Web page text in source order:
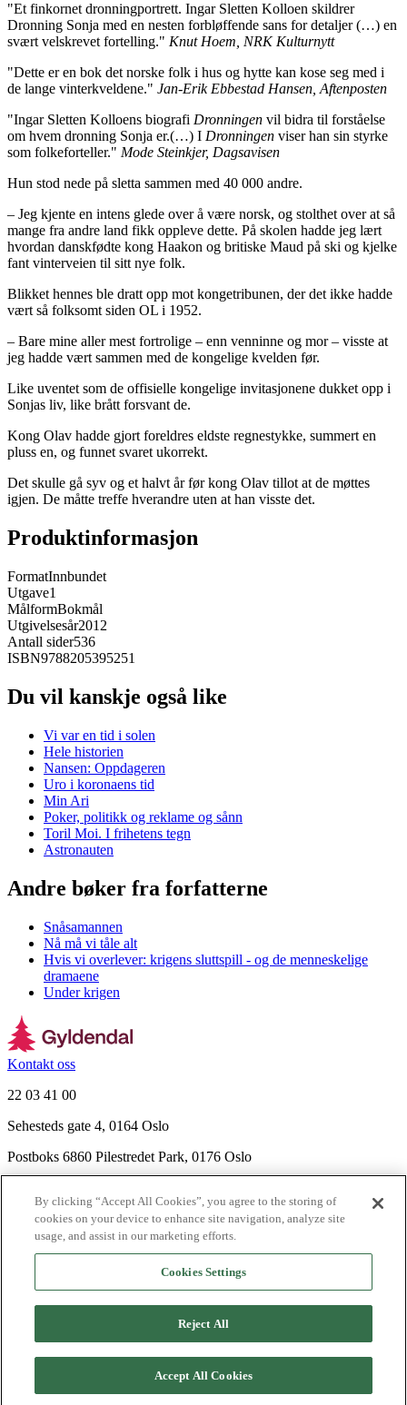
"Et finkornet dronningportrett. Ingar Sletten Kolloen skildrer
Dronning Sonja med en nesten forbløffende sans for detaljer (…) en
svært velskrevet fortelling." Knut Hoem, NRK Kulturnytt
"Dette er en bok det norske folk i hus og hytte kan kose seg med i
de lange vinterkveldene." Jan-Erik Ebbestad Hansen, Aftenposten
"Ingar Sletten Kolloens biografi Dronningen vil bidra til forståelse
om hvem dronning Sonja er.(…) I Dronningen viser han sin styrke
som folkeforteller." Mode Steinkjer, Dagsavisen
Hun stod nede på sletta sammen med 40 000 andre.
– Jeg kjente en intens glede over å være norsk, og stolthet over at så
mange fra andre land fikk oppleve dette. På skolen hadde jeg lært
hvordan danskfødte kong Haakon og britiske Maud på ski og kjelke
fant vinterveien til sitt nye folk.
Blikket hennes ble dratt opp mot kongetribunen, der det ikke hadde
vært så folksomt siden OL i 1952.
– Bare mine aller mest fortrolige – enn venninne og mor – visste at
jeg hadde vært sammen med de kongelige kvelden før.
Like uventet som de offisielle kongelige invitasjonene dukket opp i
Sonjas liv, like brått forsvant de.
Kong Olav hadde gjort foreldres eldste regnestykke, summert en
pluss en, og funnet svaret ukorrekt.
Det skulle gå syv og et halvt år før kong Olav tillot at de møttes
igjen. De måtte treffe hverandre uten at han visste det.
Produktinformasjon
FormatInnbundet
Utgave1
MålformBokmål
Utgivelsesår2012
Antall sider536
ISBN9788205395251
Du vil kanskje også like
Vi var en tid i solen
Hele historien
Nansen: Oppdageren
Uro i koronaens tid
Min Ari
Poker, politikk og reklame og sånn
Toril Moi. I frihetens tegn
Astronauten
Andre bøker fra forfatterne
Snåsamannen
Nå må vi tåle alt
Hvis vi overlever: krigens sluttspill - og de menneskelige
dramaene
Under krigen
Kontakt oss
22 03 41 00
Sehesteds gate 4, 0164 Oslo
Postboks 6860 Pilestredet Park, 0176 Oslo
Nyhetsbrev
Ledige stillinger
Send inn manus
Agency
PersonvernerklæringerInformasjonskapsler
By clicking “Accept All Cookies”, you agree to the storing of
cookies on your device to enhance site navigation, analyze site
usage, and assist in our marketing efforts.
Cookies Settings
Reject All
Accept All Cookies